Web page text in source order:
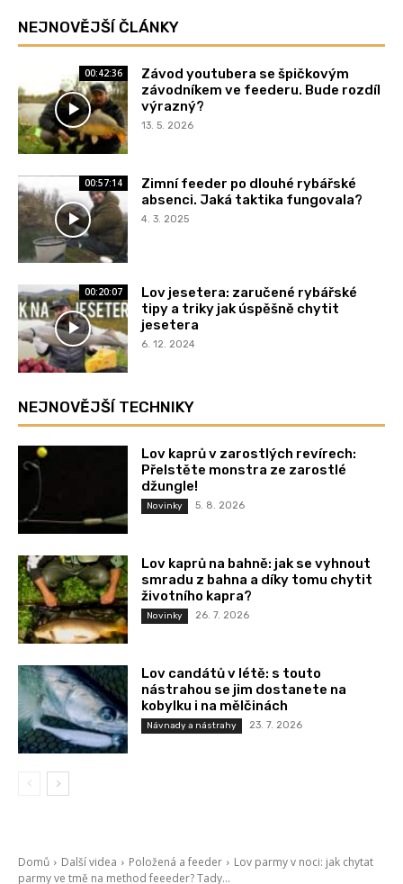
NEJNOVĚJŠÍ ČLÁNKY
00:42:36
Závod youtubera se špičkovým
závodníkem ve feederu. Bude rozdíl
výrazný?
13. 5. 2026
00:57:14
Zimní feeder po dlouhé rybářské
absenci. Jaká taktika fungovala?
4. 3. 2025
00:20:07
Lov jesetera: zaručené rybářské
tipy a triky jak úspěšně chytit
jesetera
6. 12. 2024
NEJNOVĚJŠÍ TECHNIKY
Lov kaprů v zarostlých revírech:
Přelstěte monstra ze zarostlé
džungle!
Novinky 5. 8. 2026
Lov kaprů na bahně: jak se vyhnout
smradu z bahna a díky tomu chytit
životního kapra?
Novinky 26. 7. 2026
Lov candátů v létě: s touto
nástrahou se jim dostanete na
kobylku i na mělčinách
Návnady a nástrahy 23. 7. 2026